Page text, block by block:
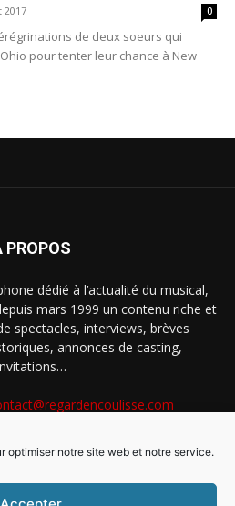
optimiser notre site web et notre service.
2017 0
de deux soeurs qui
pour tenter leur chance à New
PROPOS
dédié à l’actualité du musical,
mars 1999 un contenu riche et
spectacles, interviews, brèves
annonces de casting,